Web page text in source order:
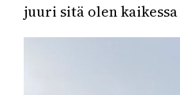
juuri sitä olen